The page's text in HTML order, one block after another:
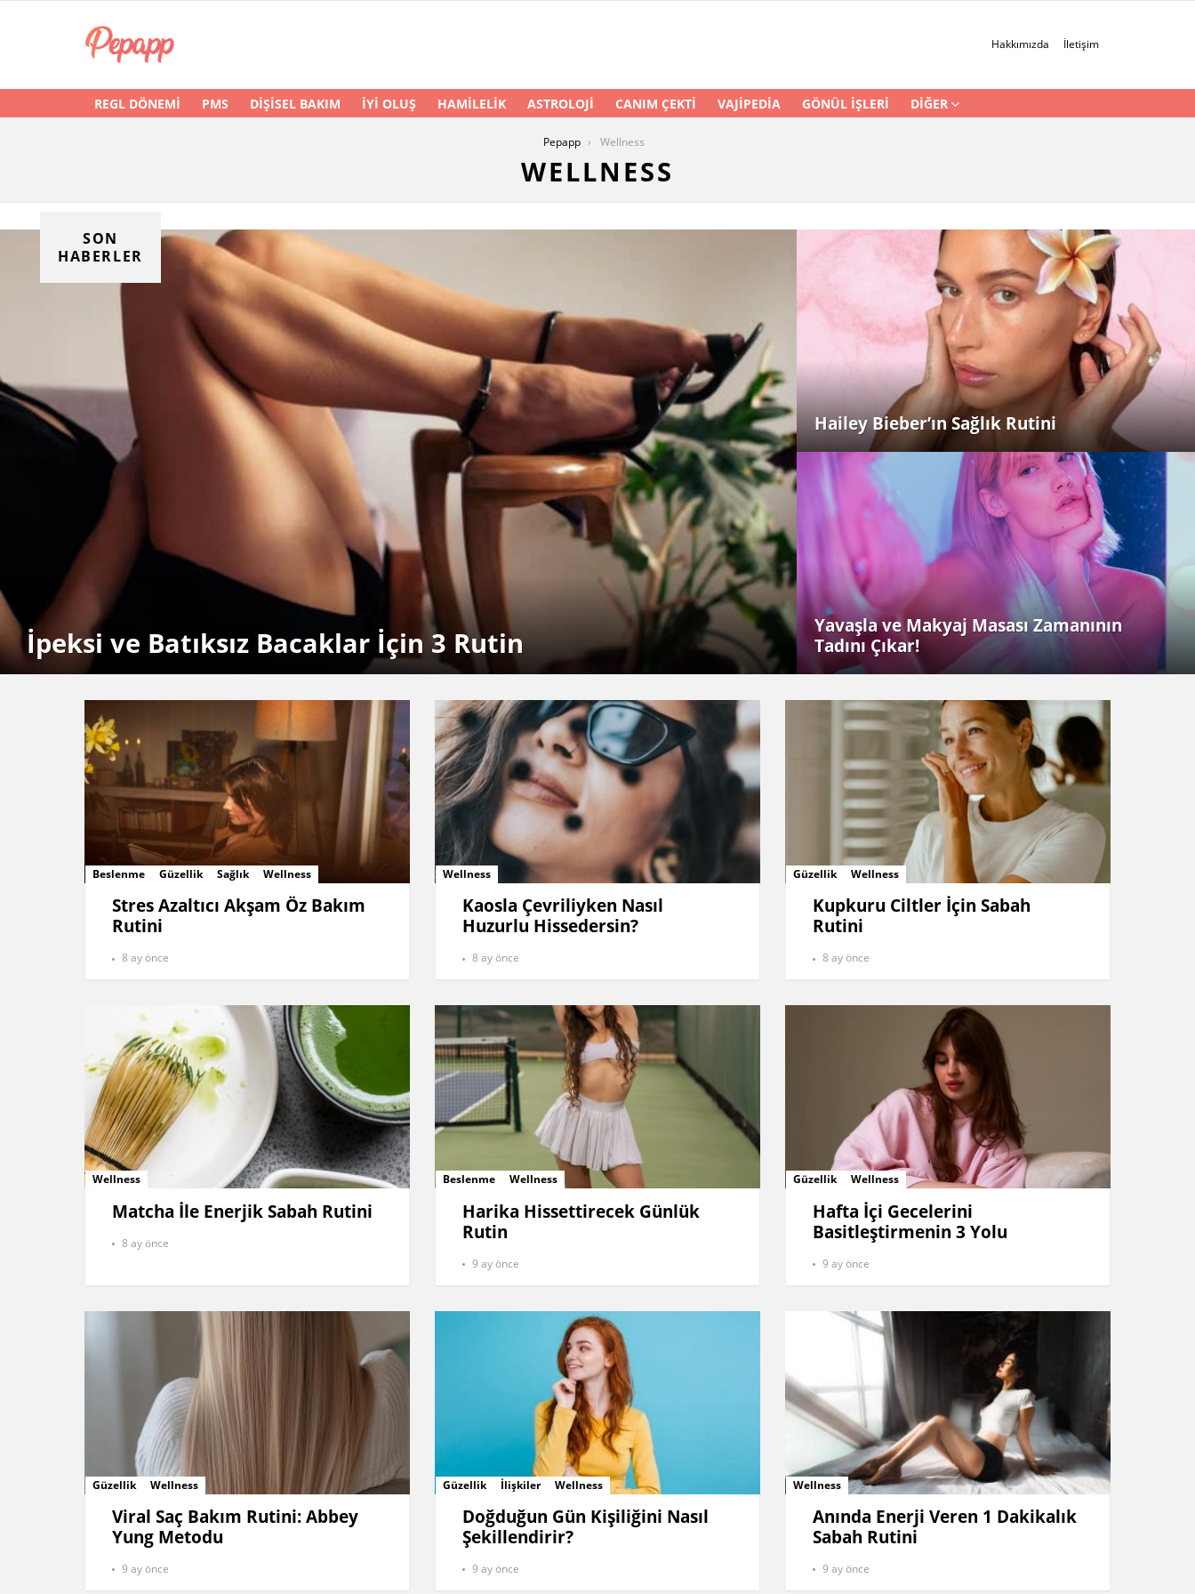
Hakkımızda İletişim
REGL DÖNEMI PMS DIŞISEL BAKIM İYI OLUŞ HAMILELIK ASTROLOJI CANIM ÇEKTI VAJIPEDIA GÖNÜL İŞLERI DIĞER
Pepapp Wellness
WELLNESS
SON
HABERLER
İpeksi ve Batıksız Bacaklar İçin 3 Rutin
Hailey Bieber’ın Sağlık Rutini
Yavaşla ve Makyaj Masası Zamanının
Tadını Çıkar!
MORE
STORIES
Beslenme Güzellik Sağlık Wellness
Stres Azaltıcı Akşam Öz Bakım
Rutini
8 ay önce
Wellness
Kaosla Çevriliyken Nasıl
Huzurlu Hissedersin?
8 ay önce
Güzellik Wellness
Kupkuru Ciltler İçin Sabah
Rutini
8 ay önce
Wellness
Matcha İle Enerjik Sabah Rutini
8 ay önce
Beslenme Wellness
Harika Hissettirecek Günlük
Rutin
9 ay önce
Güzellik Wellness
Hafta İçi Gecelerini
Basitleştirmenin 3 Yolu
9 ay önce
Güzellik Wellness
Viral Saç Bakım Rutini: Abbey
Yung Metodu
9 ay önce
Güzellik İlişkiler Wellness
Doğduğun Gün Kişiliğini Nasıl
Şekillendirir?
9 ay önce
Wellness
Anında Enerji Veren 1 Dakikalık
Sabah Rutini
9 ay önce